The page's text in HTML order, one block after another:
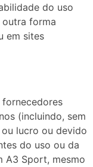
do uso
outra forma
em sites
fornecedores
(incluindo, sem
lucro ou devido
do uso ou da
A3 Sport, mesmo